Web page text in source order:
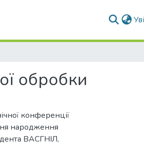
обробки
конференції
народження
ВАСГНІЛ,